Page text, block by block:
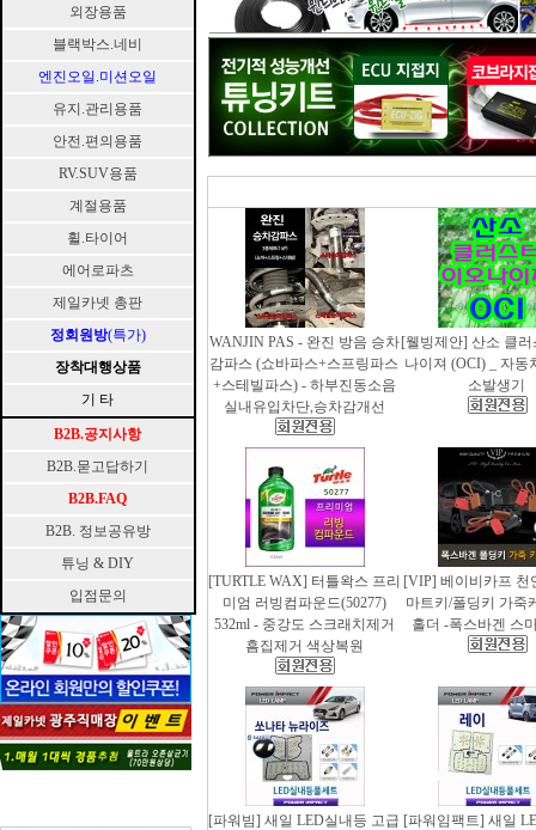
외장용품
블랙박스.네비
엔진오일.미션오일
유지.관리용품
안전.편의용품
RV.SUV용품
계절용품
휠.타이어
에어로파츠
제일카넷 총판
정회원방(특가)
장착대행상품
기 타
B2B.공지사항
B2B.묻고답하기
B2B.FAQ
B2B. 정보공유방
튜닝 & DIY
입점문의
WANJIN PAS - 완진 방음 승차
감파스 (쇼바파스+스프링파스
+스테빌파스) - 하부진동소음
실내유입차단,승차감개선
[웰빙제안] 산소 클
나이져 (OCI) _ 자동
소발생기
[TURTLE WAX] 터틀왁스 프리
미엄 러빙컴파운드(50277)
532ml - 중강도 스크래치제거
흠집제거 색상복원
[VIP] 베이비카프 천
마트키/폴딩키 가죽
홀더 -폭스바겐 스
[파워빔] 새일 LED실내등 고급 [파워임팩트] 새일